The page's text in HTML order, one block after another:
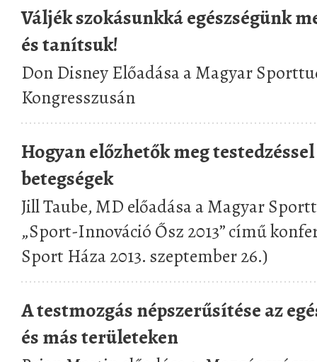
Váljék szokásunkká egészségünk
és tanítsuk!
Don Disney Előadása a Magyar
Kongresszusán
Hogyan előzhetők meg
betegségek
Jill Taube, MD előadása a Magyar
„Sport-Innováció Ősz 2013” című
Sport Háza 2013. szeptember 26.)
A testmozgás népszerűsítése az
és más területeken